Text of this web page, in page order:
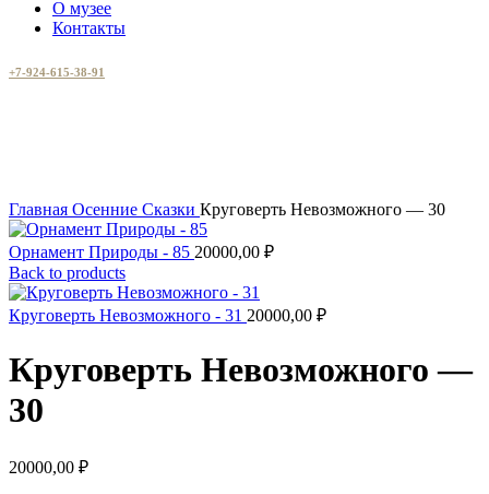
О музее
Контакты
+7-924-615-38-91
Главная Осенние Сказки Круговерть Невозможного — 30
Орнамент Природы - 85 20000,00 ₽
Back to products
Круговерть Невозможного - 31 20000,00 ₽
Круговерть Невозможного —
30
20000,00 ₽